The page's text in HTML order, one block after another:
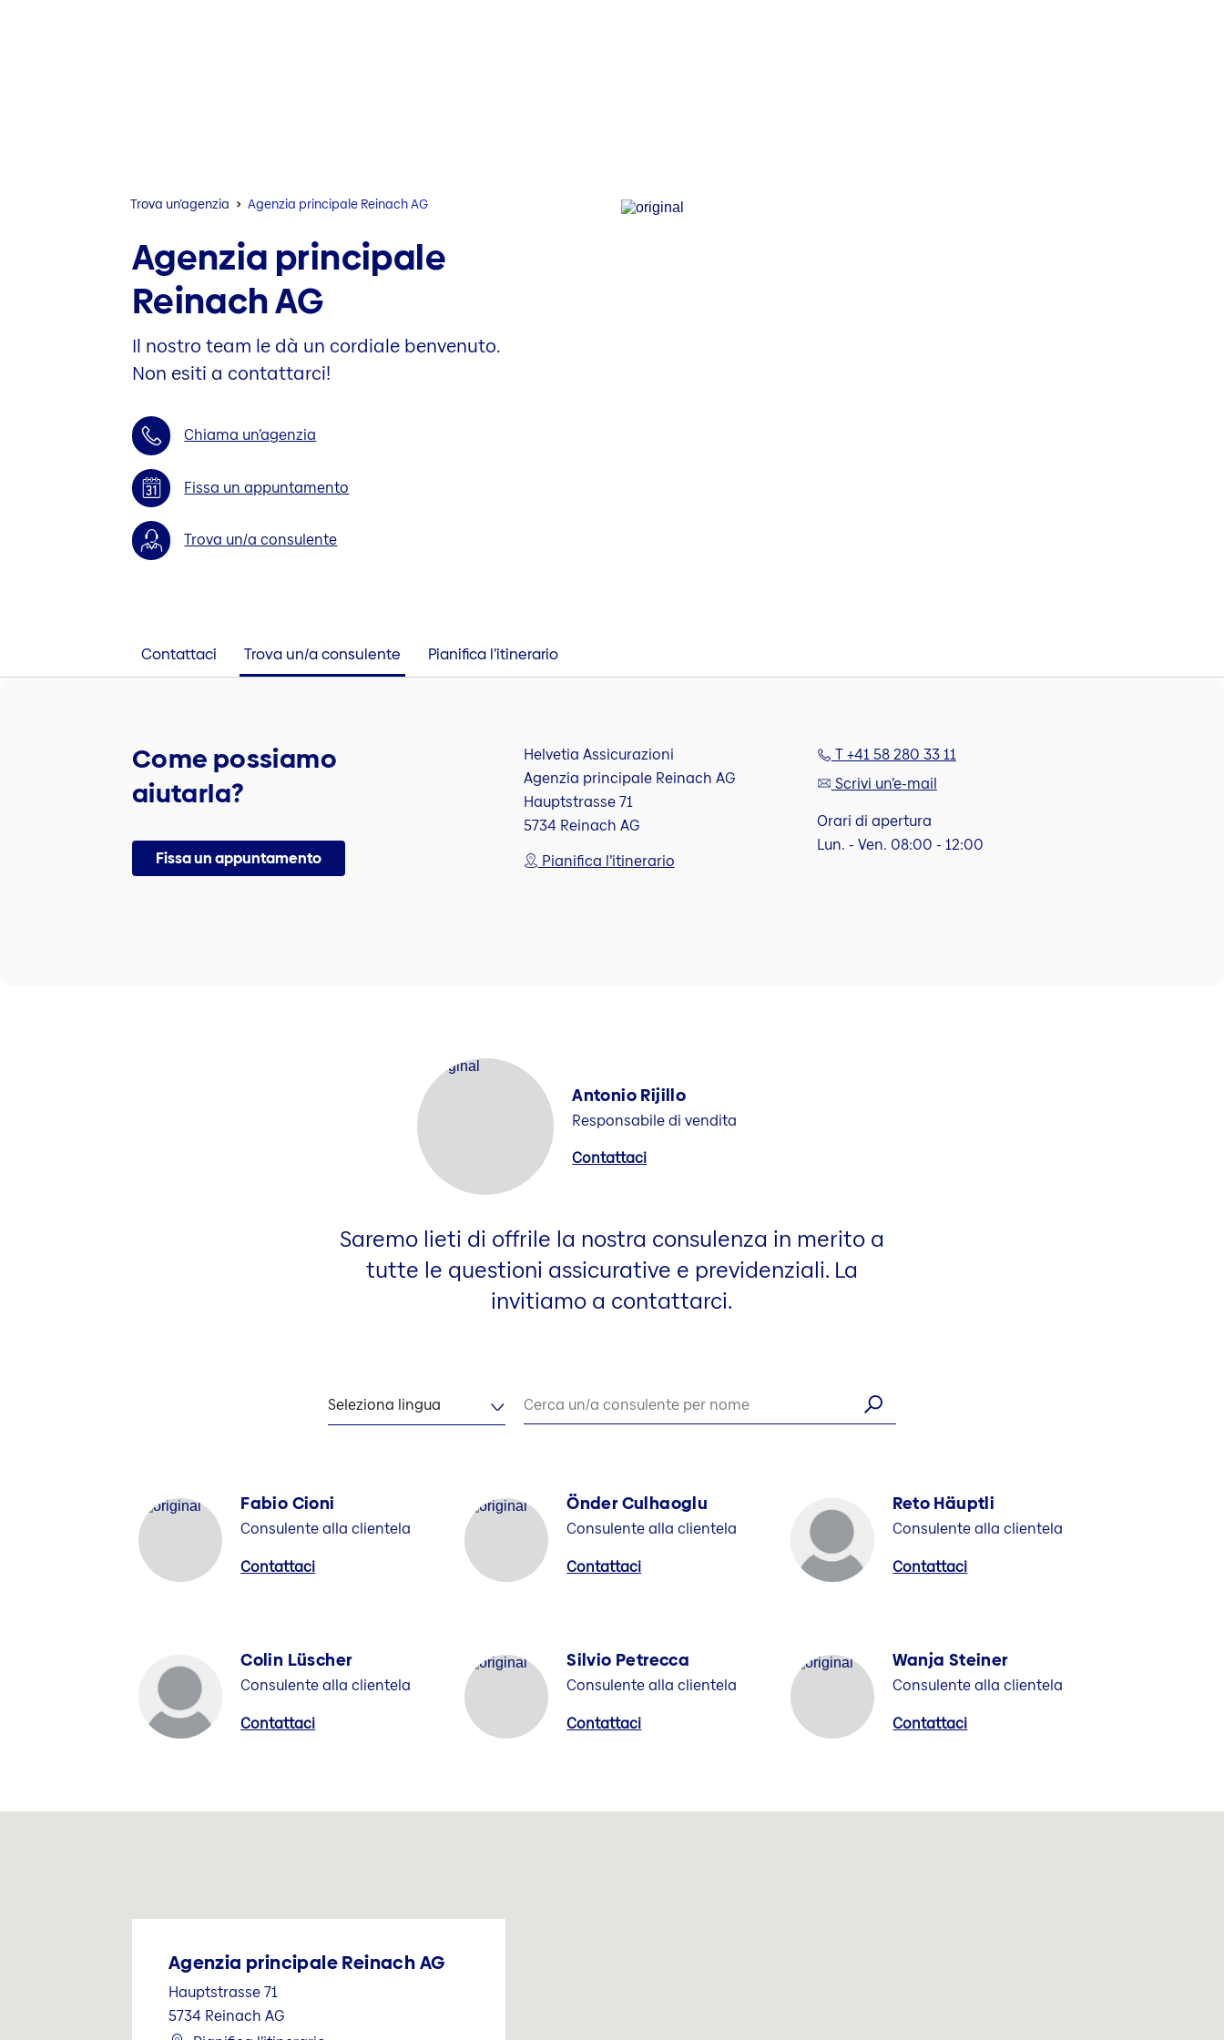
Trova un’agenzia Agenzia principale Reinach AG
Agenzia principale
Reinach AG
Il nostro team le dà un cordiale benvenuto.
Non esiti a contattarci!
Chiama un’agenzia
Fissa un appuntamento
Trova un/a consulente
Contattaci Trova un/a consulente Pianifica l’itinerario
Come possiamo
aiutarla?
Fissa un appuntamento
Helvetia Assicurazioni
Agenzia principale Reinach AG
Hauptstrasse 71
5734 Reinach AG
Pianifica l’itinerario
T +41 58 280 33 11
Scrivi un’e-mail
Orari di apertura
Lun. - Ven. 08:00 - 12:00
Antonio Rijillo
Responsabile di vendita
Contattaci
Saremo lieti di offrile la nostra consulenza in merito a
tutte le questioni assicurative e previdenziali. La
invitiamo a contattarci.
Seleziona lingua Cerca un/a consulente per nome
Fabio Cioni
Consulente alla clientela
Contattaci
Önder Culhaoglu
Consulente alla clientela
Contattaci
Reto Häuptli
Consulente alla clientela
Contattaci
Colin Lüscher
Consulente alla clientela
Contattaci
Silvio Petrecca
Consulente alla clientela
Contattaci
Wanja Steiner
Consulente alla clientela
Contattaci
Agenzia principale Reinach AG
Hauptstrasse 71
5734 Reinach AG